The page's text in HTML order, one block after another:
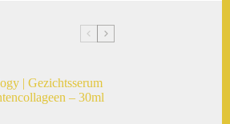
| Gezichtsserum
– 30ml